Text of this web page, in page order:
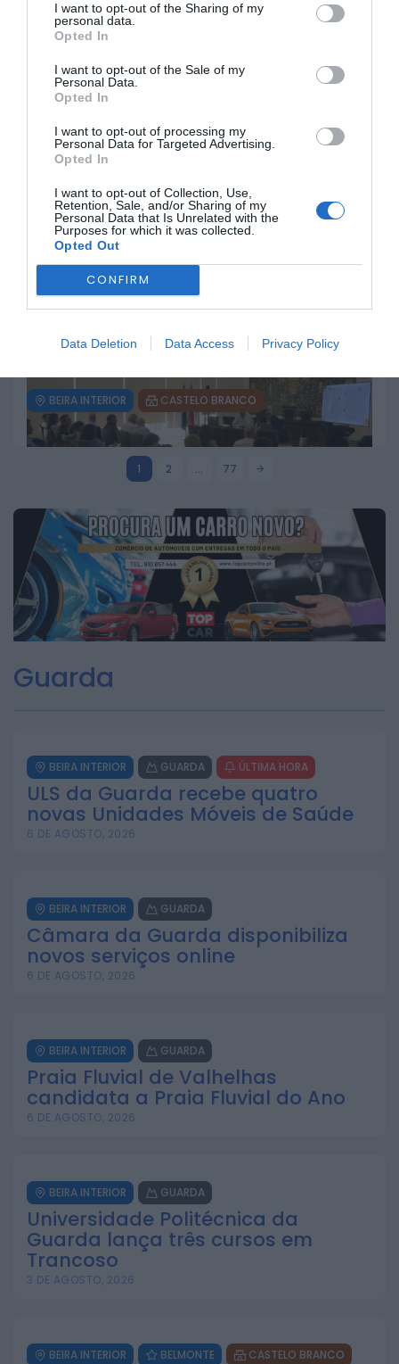
I want to opt-out of the Sharing of my
personal data.
Opted In
I want to opt-out of the Sale of my
Personal Data.
Opted In
I want to opt-out of processing my
Personal Data for Targeted Advertising.
Opted In
I want to opt-out of Collection, Use,
Retention, Sale, and/or Sharing of my
Personal Data that Is Unrelated with the
Purposes for which it was collected.
Opted Out
CONFIRM
Data Deletion Data Access Privacy Policy
Sertã: Época desportiva de
Natação do CCD termina com
cinco atletas nos Campeonatos
Nacionais
28 DE JULHO, 2026
BEIRA INTERIOR CASTELO BRANCO
Casa do Benfica em Castelo
Branco volta a promover troca de
cromos do FIFA 2026
BEIRA INTERIOR CASTELO BRANCO
GNR de Castelo Branco registou 18
detenções e 29 acidentes numa
BEIRA INTERIOR CASTELO BRANCO
Beira Baixa aprova programa de
ação para a gestão integrada de
fogos rurais
1 2 … 77
Guarda
BEIRA INTERIOR GUARDA ÚLTIMA HORA
ULS da Guarda recebe quatro
novas Unidades Móveis de Saúde
6 DE AGOSTO, 2026
BEIRA INTERIOR GUARDA
Câmara da Guarda disponibiliza
novos serviços online
6 DE AGOSTO, 2026
BEIRA INTERIOR GUARDA
Praia Fluvial de Valhelhas
candidata a Praia Fluvial do Ano
6 DE AGOSTO, 2026
BEIRA INTERIOR GUARDA
Universidade Politécnica da
Guarda lança três cursos em
Trancoso
3 DE AGOSTO, 2026
BEIRA INTERIOR BELMONTE
CASTELO BRANCO